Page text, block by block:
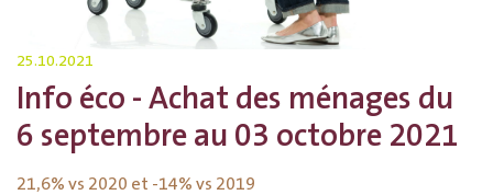
25.10.2021
Info éco - Achat des ménages du
6 septembre au 03 octobre 2021
21,6% vs 2020 et -14% vs 2019